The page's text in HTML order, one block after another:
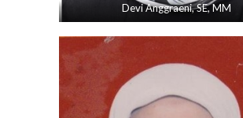
Devi Anggraeni, SE, MM